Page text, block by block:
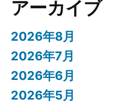
アーカイブ
2026年8月
2026年7月
2026年6月
2026年5月